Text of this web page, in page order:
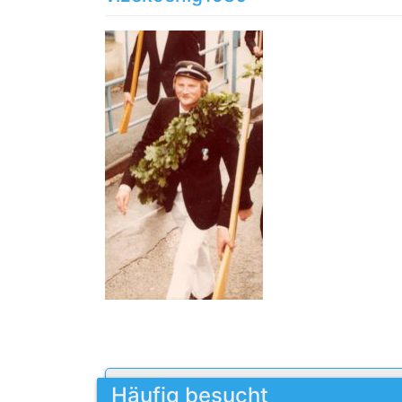
Häufig besucht